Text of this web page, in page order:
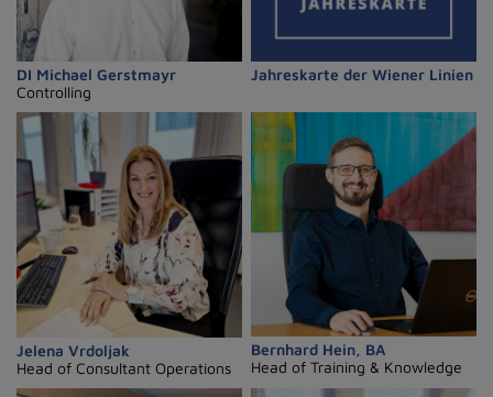
DI Michael Gerstmayr
Controlling
Jahreskarte der Wiener Linien
Jelena Vrdoljak
Head of Consultant Operations
Bernhard Hein, BA
Head of Training & Knowledge